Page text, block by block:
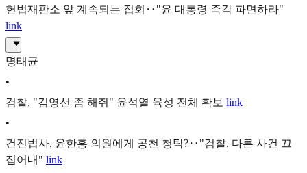
헌법재판소 앞 계속되는 집회‥"윤 대통령 즉각 파면하라"
link
명태균
•
검찰, "김영선 좀 해줘" 윤석열 육성 전체 확보 link
•
건진법사, 윤한홍 의원에게 공천 청탁?‥"검찰, 다른 사건 끄
집어내" link